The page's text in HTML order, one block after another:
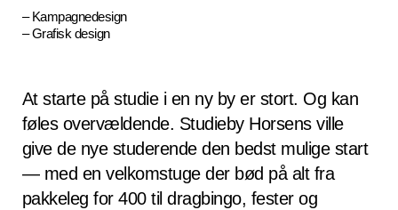
– Kampagnedesign
– Grafisk design
At starte på studie i en ny by er stort. Og kan
føles overvældende. Studieby Horsens ville
give de nye studerende den bedst mulige start
— med en velkomstuge der bød på alt fra
pakkeleg for 400 til dragbingo, fester og